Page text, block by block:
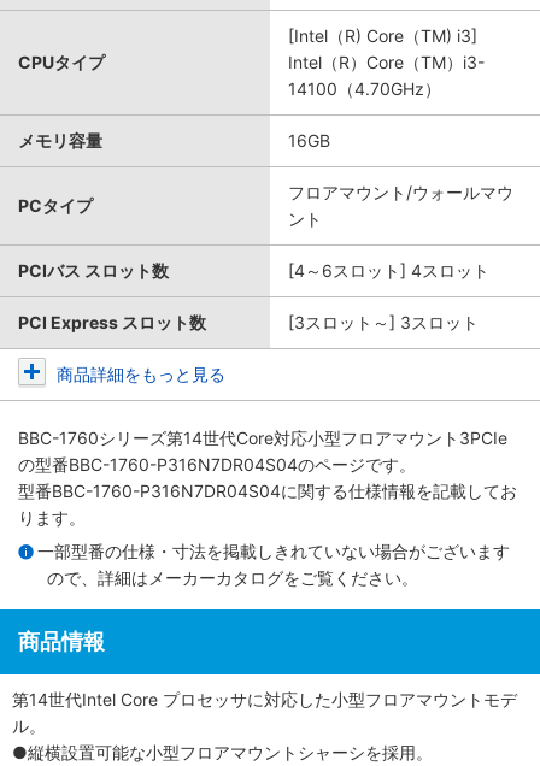
CPUタイプ
[Intel（R) Core（TM) i3]
Intel（R）Core（TM）i3-
14100（4.70GHz）
メモリ容量 16GB
PCタイプ
フロアマウント/ウォールマウ
ント
PCIバス スロット数 [4～6スロット] 4スロット
PCI Express スロット数 [3スロット～] 3スロット
商品詳細をもっと見る
BBC-1760シリーズ第14世代Core対応小型フロアマウント3PCIe
の型番BBC-1760-P316N7DR04S04のページです。
型番BBC-1760-P316N7DR04S04に関する仕様情報を記載してお
ります。
一部型番の仕様・寸法を掲載しきれていない場合がございます
ので、詳細は メーカーカタログをご覧ください。
商品情報
第14世代Intel Core プロセッサに対応した小型フロアマウントモデ
ル。
●縦横設置可能な小型フロアマウントシャーシを採用。